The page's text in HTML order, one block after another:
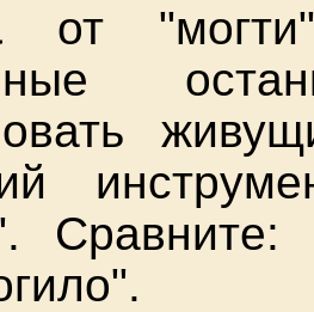
от
Сравните: